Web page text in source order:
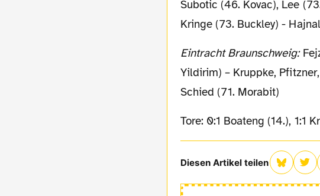
Subotic (46. Kovac), Lee
Kringe (73. Buckley) -
Eintracht Braunschweig:
Yildirim) – Kruppke,
Schied (71. Morabit)
Tore: 0:1 Boateng (14.), 1:1
Diesen Artikel teilen